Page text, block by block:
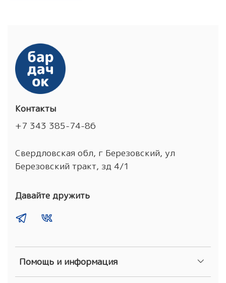
Помощь и информация
Контакты
+7 343 385-74-86
Свердловская обл, г Березовский, ул
Березовский тракт, зд 4/1
Давайте дружить